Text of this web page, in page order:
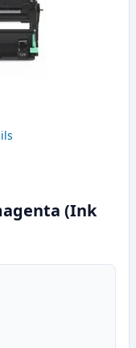
(Ink